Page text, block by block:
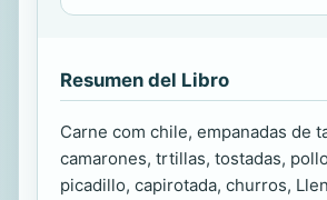
Resumen del Libro
Carne com chile, empanadas de
camarones, trtillas, tostadas,
picadillo, capirotada, churros,